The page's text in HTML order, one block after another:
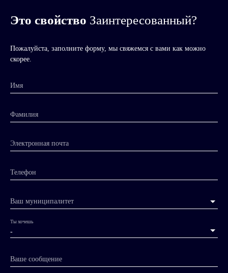
Это свойство Заинтересованный?
Пожалуйста, заполните форму, мы свяжемся с вами как можно
скорее.
Имя
Фамилия
Электронная почта
Телефон
Ваш муниципалитет
-
Ты хочешь
Ваше сообщение